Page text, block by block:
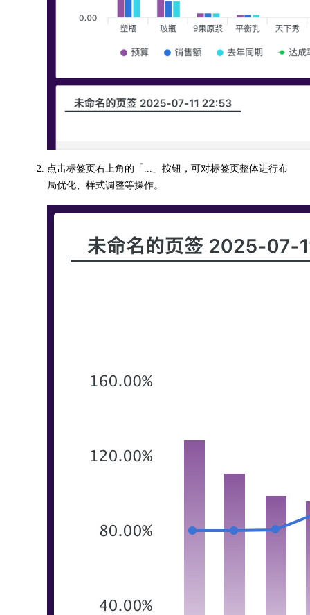
点击标签页右上角的「...」按钮，可对标签页整体进行布
局优化、样式调整等操作。